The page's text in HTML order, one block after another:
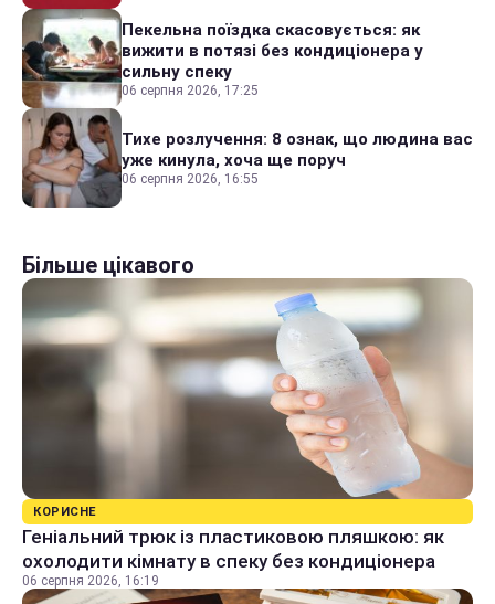
Пекельна поїздка скасовується: як
вижити в потязі без кондиціонера у
сильну спеку
06 серпня 2026, 17:25
Тихе розлучення: 8 ознак, що людина вас
уже кинула, хоча ще поруч
06 серпня 2026, 16:55
Більше цікавого
КОРИСНЕ
Геніальний трюк із пластиковою пляшкою: як
охолодити кімнату в спеку без кондиціонера
06 серпня 2026, 16:19